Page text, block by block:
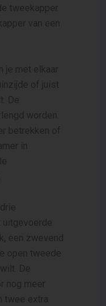
tweekapper
van een
je met elkaar
of juist
De
worden.
betrekken of
in
uitgevoerde
een zwevend
open tweede
De
nog meer
twee extra